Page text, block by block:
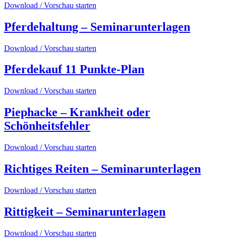
Download / Vorschau starten
Pferdehaltung – Seminarunterlagen
Download / Vorschau starten
Pferdekauf 11 Punkte-Plan
Download / Vorschau starten
Piephacke – Krankheit oder
Schönheitsfehler
Download / Vorschau starten
Richtiges Reiten – Seminarunterlagen
Download / Vorschau starten
Rittigkeit – Seminarunterlagen
Download / Vorschau starten